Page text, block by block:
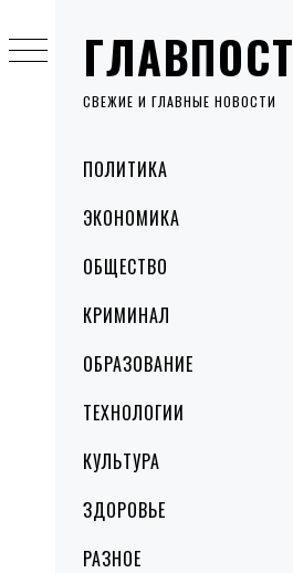
ГЛАВПОСТ
СВЕЖИЕ И ГЛАВНЫЕ НОВОСТИ
MenuПОЛИТИКА
ЭКОНОМИКА
ОБЩЕСТВО
КРИМИНАЛ
ОБРАЗОВАНИЕ
ТЕХНОЛОГИИ
КУЛЬТУРА
ЗДОРОВЬЕ
РАЗНОЕ
to
content